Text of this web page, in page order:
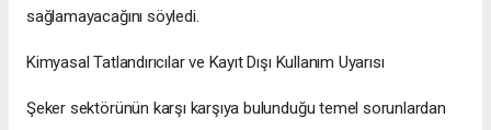
sağlamayacağını söyledi.
Kimyasal Tatlandırıcılar ve Kayıt Dışı Kullanım Uyarısı
Şeker sektörünün karşı karşıya bulunduğu temel sorunlardan